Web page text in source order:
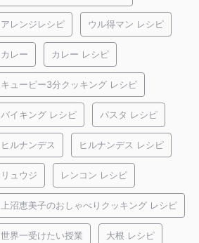
アレンジレシピ ウル得マン レシピ
カレー カレー レシピ
キューピー3分クッキング レシピ
バイキング レシピ パスタ レシピ
ヒルナンデス ヒルナンデス レシピ
リュウジ レンコン レシピ
上沼恵美子のおしゃべりクッキング レシピ
世界一受けたい授業 大根 レシピ